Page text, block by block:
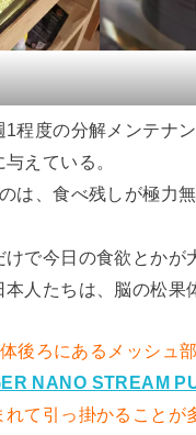
程度の分解メンテナン
えている。
は、食べ残しが極力
で今日の食欲とかが
人たちは、脳の松果
後ろにあるメッシュ
NANO STREAM
て引っ掛かることが